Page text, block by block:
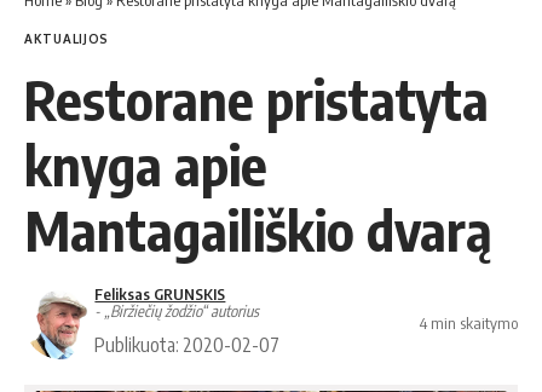
AKTUALIJOS
Restorane pristatyta
knyga apie
Mantagailiškio dvarą
Feliksas GRUNSKIS
- „Biržiečių žodžio“ autorius
Publikuota: 2020-02-07
4 min skaitymo